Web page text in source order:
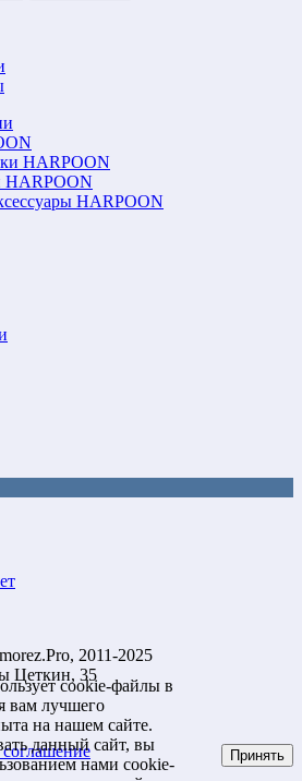
HARPOON
HARPOON
HARPOON
2011-2025
Цеткин, 35
соглашение
cookie-файлы в
вам лучшего
на нашем сайте.
данный сайт, вы
нами cookie-
Принять